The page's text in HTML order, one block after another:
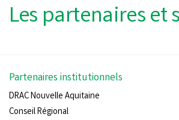
Les partenaires et
Partenaires institutionnels
DRAC Nouvelle Aquitaine
Conseil Régional